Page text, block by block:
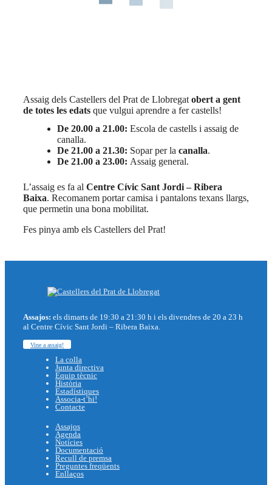
Assaig dels Castellers del Prat de Llobregat obert a gent
de totes les edats que vulgui aprendre a fer castells!
De 20.00 a 21.00: Escola de castells i assaig de
canalla.
De 21.00 a 21.30: Sopar per la canalla.
De 21.00 a 23.00: Assaig general.
L’assaig es fa al Centre Cívic Sant Jordi – Ribera
Baixa. Recomanem portar camisa i pantalons texans llargs,
que permetin una bona mobilitat.
Fes pinya amb els Castellers del Prat!
Assajos: els dimarts de 19:30 a 21:30 h i els divendres de 20 a 23 h
al Centre Cívic Sant Jordi – Ribera Baixa.
Vine a assaig!
La colla
Junta directiva
Equip tècnic
Història
Estadístiques
Associa-t’hi!
Contacte
Assajos
Agenda
Notícies
Documentació
Recull de premsa
Preguntes freqüents
Enllaços